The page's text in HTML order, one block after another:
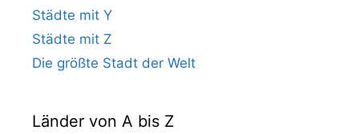
Städte mit Y
Städte mit Z
Die größte Stadt der Welt
Länder von A bis Z